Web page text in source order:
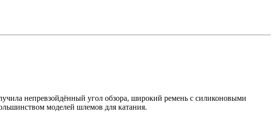
непревзойдённый угол обзора, широкий ремень с силиконовыми
моделей шлемов для катания.